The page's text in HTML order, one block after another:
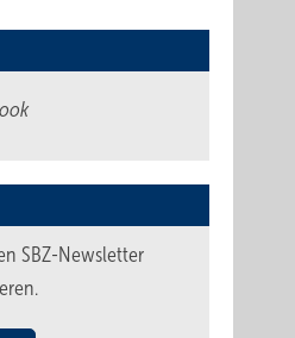
SBZ-Newsletter